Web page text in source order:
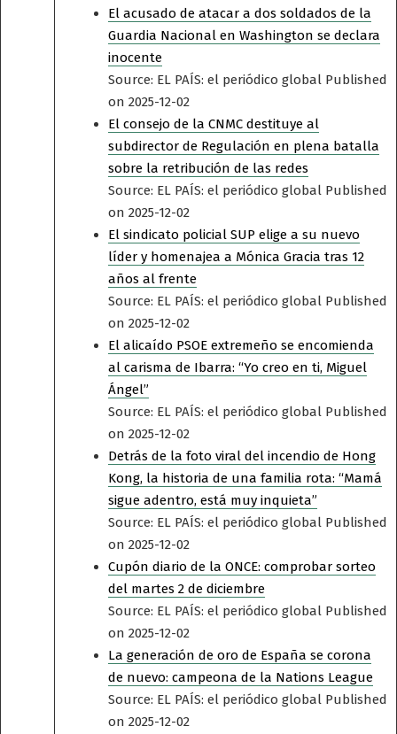
El acusado de atacar a dos soldados de la
Guardia Nacional en Washington se declara
inocente
Source: EL PAÍS: el periódico global Published
on 2025-12-02
El consejo de la CNMC destituye al
subdirector de Regulación en plena batalla
sobre la retribución de las redes
Source: EL PAÍS: el periódico global Published
on 2025-12-02
El sindicato policial SUP elige a su nuevo
líder y homenajea a Mónica Gracia tras 12
años al frente
Source: EL PAÍS: el periódico global Published
on 2025-12-02
El alicaído PSOE extremeño se encomienda
al carisma de Ibarra: “Yo creo en ti, Miguel
Ángel”
Source: EL PAÍS: el periódico global Published
on 2025-12-02
Detrás de la foto viral del incendio de Hong
Kong, la historia de una familia rota: “Mamá
sigue adentro, está muy inquieta”
Source: EL PAÍS: el periódico global Published
on 2025-12-02
Cupón diario de la ONCE: comprobar sorteo
del martes 2 de diciembre
Source: EL PAÍS: el periódico global Published
on 2025-12-02
La generación de oro de España se corona
de nuevo: campeona de la Nations League
Source: EL PAÍS: el periódico global Published
on 2025-12-02